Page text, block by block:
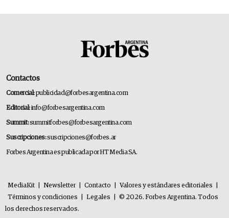
Contactos
Comercial:publicidad@forbesargentina.com
Editorial:info@forbesargentina.com
Summit:summitforbes@forbesargentina.com
Suscripciones:suscripciones@forbes.ar
Forbes Argentina es publicada por HT Media SA.
MediaKit Newsletter Contacto Valores y estándares editoriales
Términos y condiciones
Legales
© 2026. Forbes Argentina. Todos
los derechos reservados.